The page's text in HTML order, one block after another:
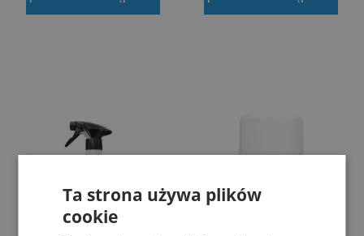
Ta strona używa plików
cookie